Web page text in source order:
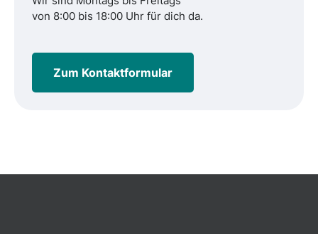
von 8:00 bis 18:00 Uhr für dich da.
Zum Kontaktformular